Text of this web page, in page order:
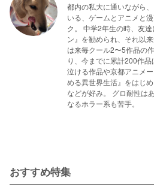
都内の私大に通いながら
いる、ゲームとアニメと
ク。 中学2年生の時、友
ン』を勧められ、それ以
は来毎クール2〜5作品の
り、今までに累計200作品
泣ける作品や京都アニメ
める異世界生活』をはじ
などが好み。 グロ耐性は
なるホラー系も苦手。
おすすめ特集